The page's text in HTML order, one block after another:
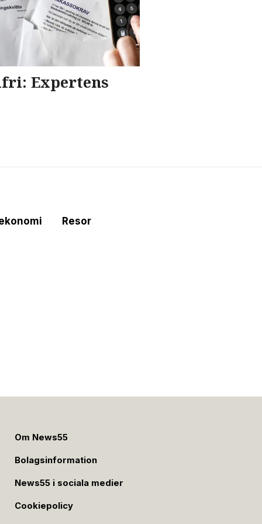
Expertens
Resor
Om News55
Bolagsinformation
News55 i sociala medier
Cookiepolicy